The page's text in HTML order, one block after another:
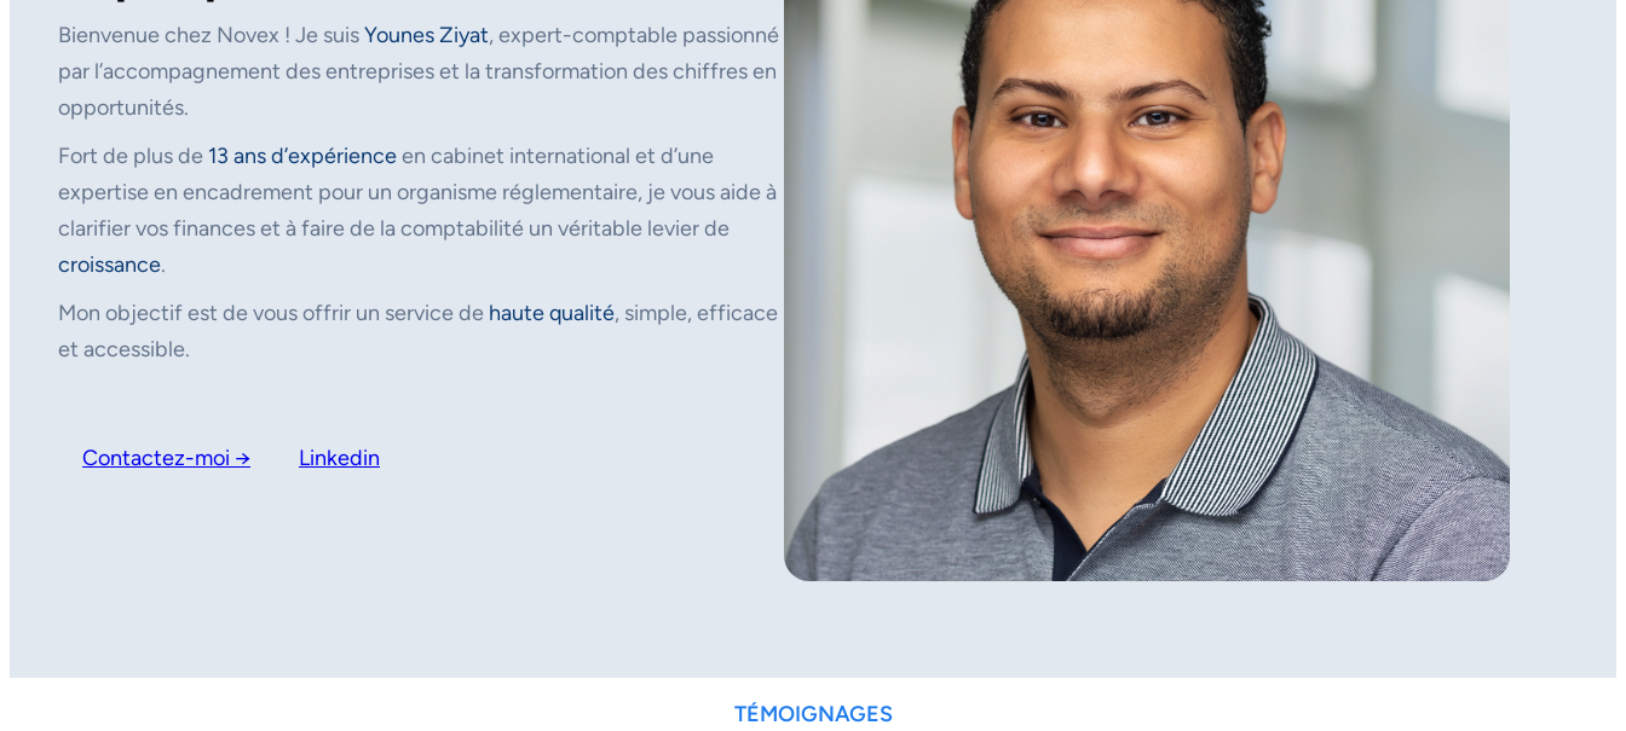
Bienvenue chez Novex ! Je suisYounes Ziyat, expert-comptable passionné
par l’accompagnement des entreprises et la transformation des chiffres en
opportunités.
Fort de plus de 13 ans d’expérienceen cabinet international et d’une
expertise en encadrement pour un organisme réglementaire, je vous aide à
clarifier vos finances et à faire de la comptabilité un véritable levier de
croissance.
Mon objectif est de vous offrir un service de haute qualité, simple, efficace
et accessible.
Contactez-moi → Linkedin
TÉMOIGNAGES